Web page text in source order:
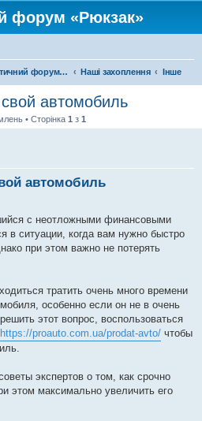
форум «Рюкзак»
Туристичний форум «Рюкзак» Наші захоплення Інше
автомобиль
• Сторінка 1 з 1
автомобиль
с неотложными финансовыми
в ситуации, когда вам нужно быстро
при этом важно не потерять
тратить очень много времени
особенно если он не в очень
этот вопрос, воспользоваться
https://proauto.com.ua/prodat-avto/ чтобы
экспертов о том, как срочно
этом максимально увеличить его